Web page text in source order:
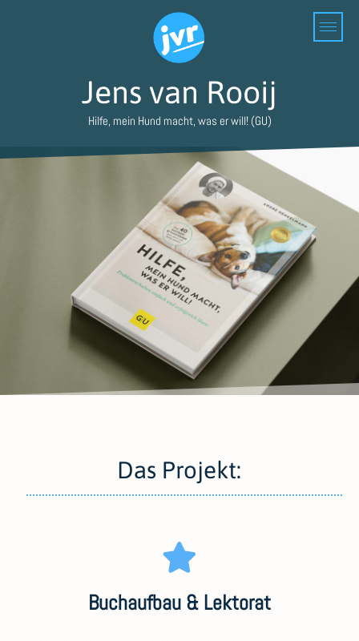
Jens van Rooij
Hilfe, mein Hund macht, was er will! (GU)
Das Projekt:
Buchaufbau & Lektorat